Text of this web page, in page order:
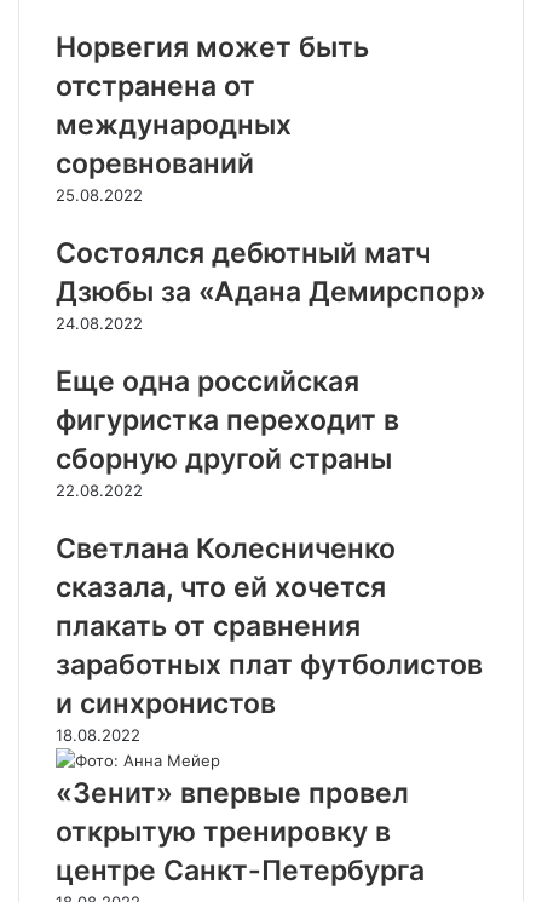
Норвегия может быть
отстранена от
международных
соревнований
25.08.2022
Состоялся дебютный матч
Дзюбы за «Адана Демирспор»
24.08.2022
Еще одна российская
фигуристка переходит в
сборную другой страны
22.08.2022
Светлана Колесниченко
сказала, что ей хочется
плакать от сравнения
заработных плат футболистов
и синхронистов
18.08.2022
«Зенит» впервые провел
открытую тренировку в
центре Санкт-Петербурга